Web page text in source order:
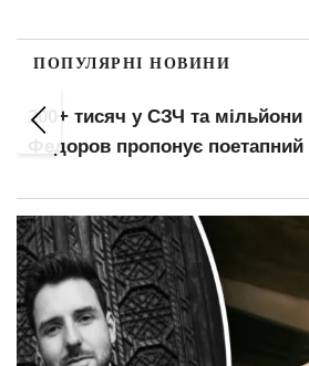
ПОПУЛЯРНІ НОВИНИ
200+ тисяч у СЗЧ та
Федоров пропонує поетапний